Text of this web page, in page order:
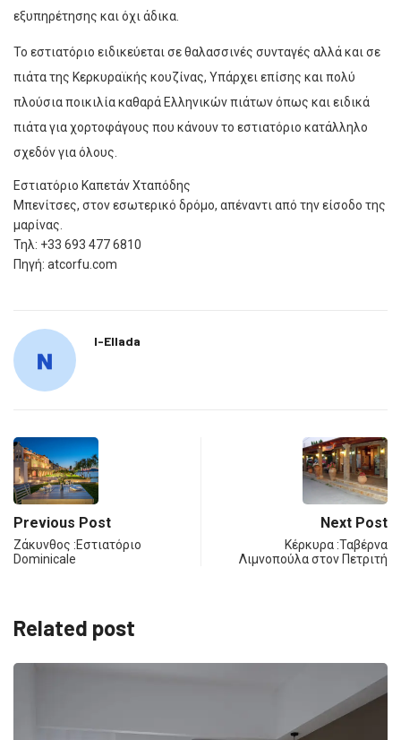
εξυπηρέτησης και όχι άδικα.
Το εστιατόριο ειδικεύεται σε θαλασσινές συνταγές αλλά και σε
πιάτα της Κερκυραϊκής κουζίνας, Υπάρχει επίσης και πολύ
πλούσια ποικιλία καθαρά Ελληνικών πιάτων όπως και ειδικά
πιάτα για χορτοφάγους που κάνουν το εστιατόριο κατάλληλο
σχεδόν για όλους.
Εστιατόριο Καπετάν Χταπόδης
Μπενίτσες, στον εσωτερικό δρόμο, απέναντι από την είσοδο της
μαρίνας.
Τηλ: +33 693 477 6810
Πηγή: atcorfu.com
I-Ellada
Previous Post
Ζάκυνθος :Εστιατόριο
Dominicale
Next Post
Κέρκυρα :Ταβέρνα
Λιμνοπούλα στον Πετριτή
Related post